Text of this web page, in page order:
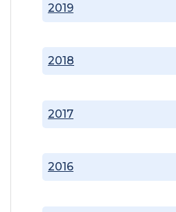
2016
2017
2018
2019